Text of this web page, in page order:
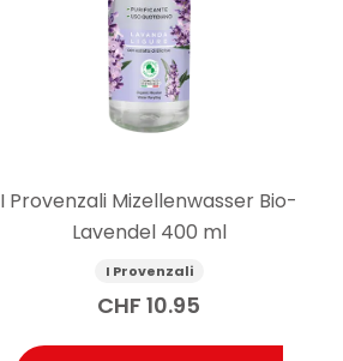
I Provenzali Mizellenwasser Bio-
Lavendel 400 ml
I Provenzali
CHF 10.95